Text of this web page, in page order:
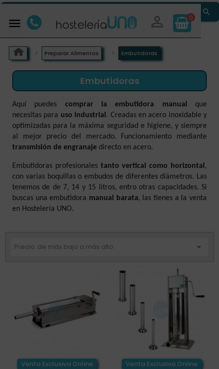
  0

Preparar Alimentos Embutidoras
Embutidoras
Aquí puedes comprar la embutidora manual
que
necesitas para uso industrial . Creadas en acero inoxidable y
optimizadas para la máxima seguridad e higiene, y siempre
al mejor precio del mercado. Funcionamiento mediante
transmisión de engranaje directo en acero.
Embutidoras profesionalestanto vertical como horizontal ,
con varias boquillas o embudos de diferentes diámetros. Las
tenemos de de 7, 14 y 15 litros, entro otras capacidades. Si
buscas una embutidora manual barata, las tienes a la venta
en Hostelería UNO.
Precio: de más bajo a más alto 
Venta Exclusiva Online Venta Exclusiva Online